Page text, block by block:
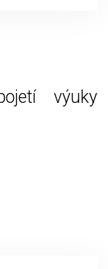
výuky